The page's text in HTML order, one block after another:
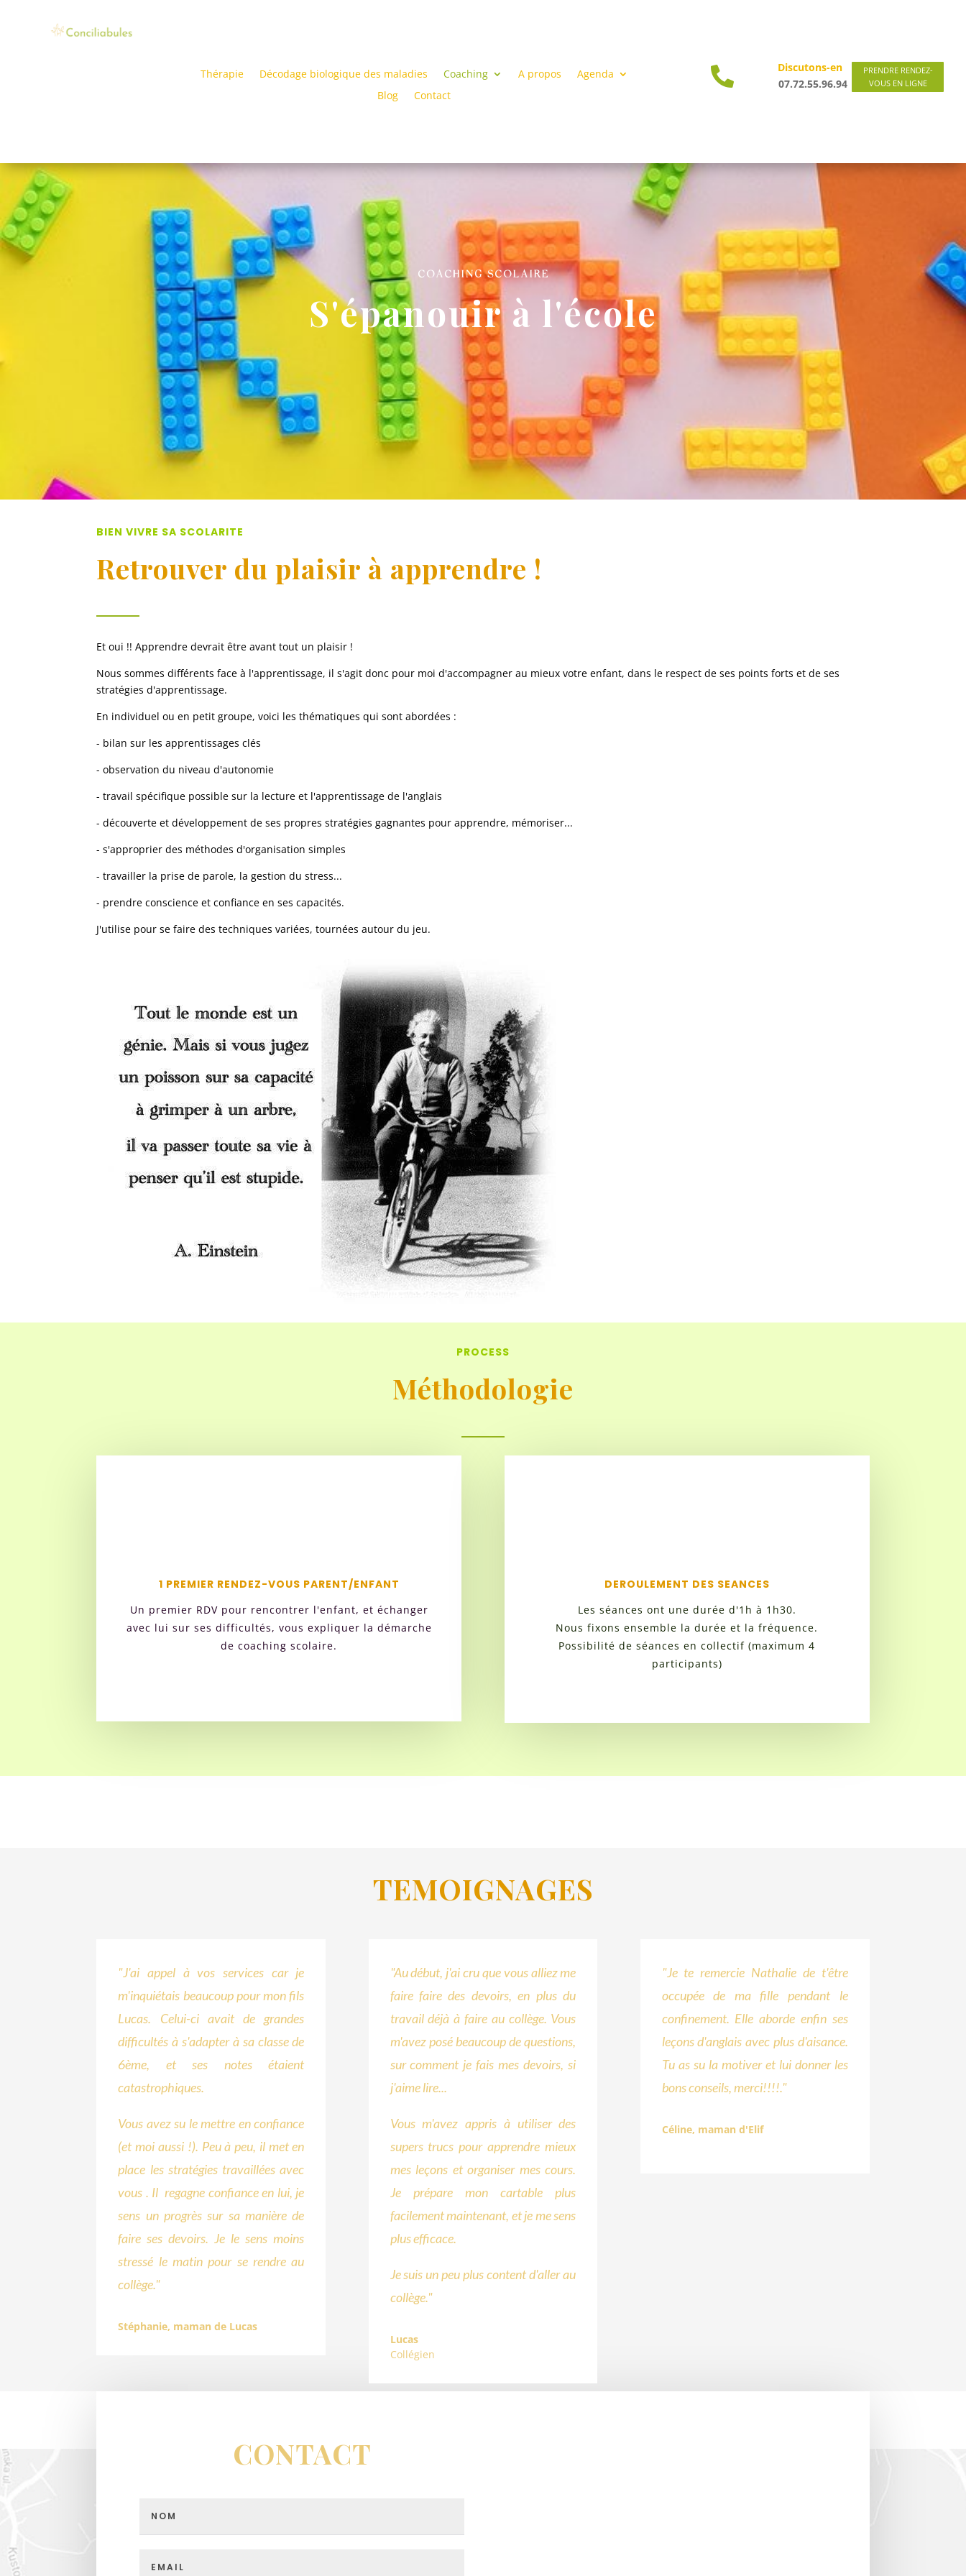
Thérapie Décodage biologique des maladies Coaching A propos
Agenda
Blog
Contact

Discutons-en
07.72.55.96.94
PRENDRE RENDEZ-
VOUS EN LIGNE
COACHING SCOLAIRE
S'épanouir à l'école
BIEN VIVRE SA SCOLARITE
Retrouver du plaisir à apprendre !
Et oui !! Apprendre devrait être avant tout un plaisir !
Nous sommes différents face à l'apprentissage, il s'agit donc pour moi d'accompagner au mieux votre enfant, dans le respect de ses points forts et de ses
stratégies d'apprentissage.
En individuel ou en petit groupe, voici les thématiques qui sont abordées :
- bilan sur les apprentissages clés
- observation du niveau d'autonomie
- travail spécifique possible sur la lecture et l'apprentissage de l'anglais
- découverte et développement de ses propres stratégies gagnantes pour apprendre, mémoriser...
- s'approprier des méthodes d'organisation simples
- travailler la prise de parole, la gestion du stress...
- prendre conscience et confiance en ses capacités.
J'utilise pour se faire des techniques variées, tournées autour du jeu.
PROCESS
Méthodologie
1 PREMIER RENDEZ-VOUS PARENT/ENFANT
Un premier RDV pour rencontrer l'enfant, et échanger
avec lui sur ses difficultés, vous expliquer la démarche
de coaching scolaire.
DEROULEMENT DES SEANCES
Les séances ont une durée d'1h à 1h30.
Nous fixons ensemble la durée et la fréquence.
Possibilité de séances en collectif (maximum 4
participants)
TEMOIGNAGES
"J'ai appel à vos services car je
m'inquiétais beaucoup pour mon fils
Lucas. Celui-ci avait de grandes
difficultés à s'adapter à sa classe de
6ème, et ses notes étaient
catastrophiques.
Vous avez su le mettre en confiance
(et moi aussi !). Peu à peu, il met en
place les stratégies travaillées avec
vous . Il regagne confiance en lui, je
sens un progrès sur sa manière de
faire ses devoirs. Je le sens moins
stressé le matin pour se rendre au
collège."
Stéphanie, maman de Lucas
"Au début, j'ai cru que vous alliez me
faire faire des devoirs, en plus du
travail déjà à faire au collège. Vous
m'avez posé beaucoup de questions,
sur comment je fais mes devoirs, si
j'aime lire...
Vous m'avez appris à utiliser des
supers trucs pour apprendre mieux
mes leçons et organiser mes cours.
Je prépare mon cartable plus
facilement maintenant, et je me sens
plus efficace.
Je suis un peu plus content d'aller au
collège."
Lucas
Collégien
"Je te remercie Nathalie de t'être
occupée de ma fille pendant le
confinement. Elle aborde enfin ses
leçons d'anglais avec plus d'aisance.
Tu as su la motiver et lui donner les
bons conseils, merci!!!!."
Céline, maman d'Elif
CONTACT